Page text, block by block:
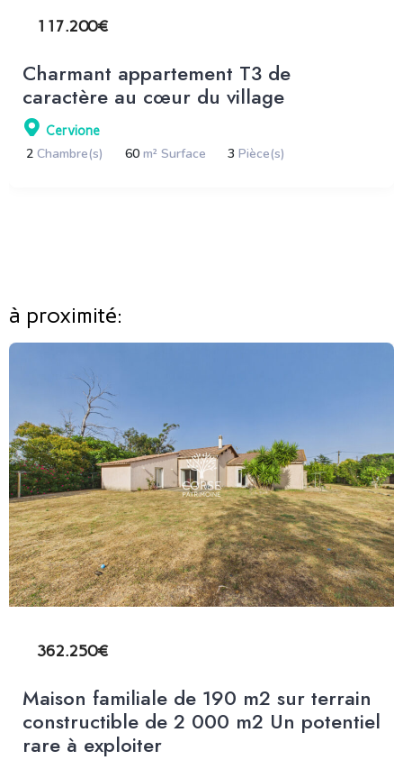
117.200€
Charmant appartement T3 de
caractère au cœur du village
Cervione
2 Chambre(s) 60 m² Surface 3 Pièce(s)
à proximité:
362.250€
Maison familiale de 190 m2 sur terrain
constructible de 2 000 m2 Un potentiel
rare à exploiter